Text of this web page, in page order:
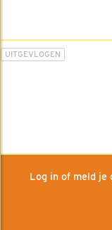
UITGEVLOGEN
Log in of meld je